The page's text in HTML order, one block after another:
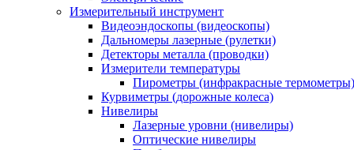
Измерительный инструмент
Видеоэндоскопы (видеоскопы)
Дальномеры лазерные (рулетки)
Детекторы металла (проводки)
Измерители температуры
Пирометры (инфракрасные термометры)
Курвиметры (дорожные колеса)
Нивелиры
Лазерные уровни (нивелиры)
Оптические нивелиры